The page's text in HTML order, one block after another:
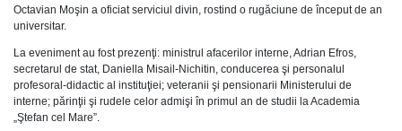
Octavian Moşin a oficiat serviciul divin, rostind o rugăciune de început de an
universitar.
La eveniment au fost prezenţi: ministrul afacerilor interne, Adrian Efros,
secretarul de stat, Daniella Misail-Nichitin, conducerea şi personalul
profesoral-didactic al instituţiei; veteranii şi pensionarii Ministerului de
interne; părinţii şi rudele celor admişi în primul an de studii la Academia
„Ştefan cel Mare”.